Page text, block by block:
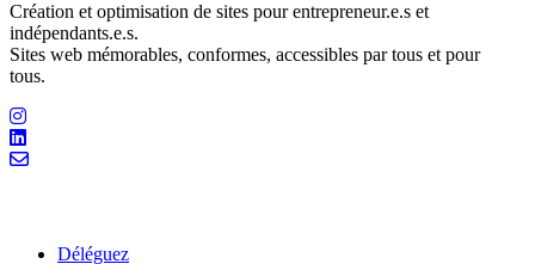
Création et optimisation de sites pour entrepreneur.e.s et
indépendants.e.s.
Sites web mémorables, conformes, accessibles par tous et pour
tous.
Déléguez